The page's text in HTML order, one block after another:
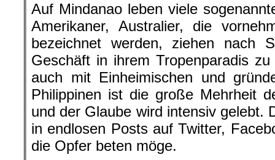
Auf Mindanao leben viele
Amerikaner, Australier, die
bezeichnet werden, ziehen nach
Geschäft in ihrem Tropenparadis
auch mit Einheimischen und
Philippinen ist die große Mehrheit
und der Glaube wird intensiv gelebt.
in endlosen Posts auf Twitter,
die Opfer beten möge.